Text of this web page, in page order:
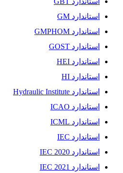
استاندارد GM
استاندارد GMPHOM
استاندارد GOST
استاندارد HEI
استاندارد HI
استاندارد Hydraulic Institute
استاندارد ICAO
استاندارد ICML
استاندارد IEC
استاندارد IEC 2020
استاندارد IEC 2021